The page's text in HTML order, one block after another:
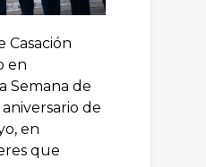
Casación
en
Semana de
de
en
que